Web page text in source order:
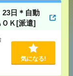
23日＊自動
ＯＫ[派遣]
気になる!